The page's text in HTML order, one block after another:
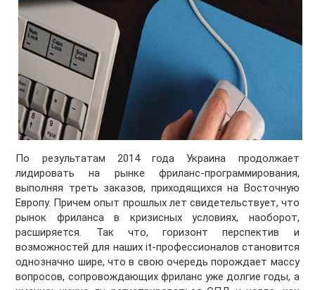
По результатам 2014 года Украина продолжает
лидировать на рынке фриланс-программирования,
выполняя треть заказов, приходящихся на Восточную
Европу. Причем опыт прошлых лет свидетельствует, что
рынок фриланса в кризисных условиях, наоборот,
расширяется. Так что, горизонт перспектив и
возможностей для наших it-профессионалов становится
однозначно шире, что в свою очередь порождает массу
вопросов, сопровождающих фриланс уже долгие годы, а